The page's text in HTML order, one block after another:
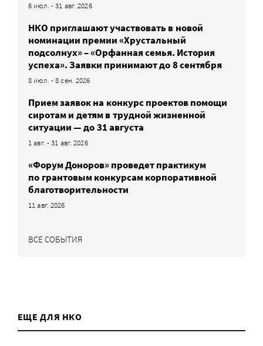
6 июл. - 31 авг. 2026
НКО приглашают участвовать в новой
номинации премии «Хрустальный
подсолнух» – «Орфанная семья. История
успеха». Заявки принимают до 8 сентября
8 июл. - 8 сен. 2026
Прием заявок на конкурс проектов помощи
сиротам и детям в трудной жизненной
ситуации — до 31 августа
1 авг. - 31 авг. 2026
«Форум Доноров» проведет практикум
по грантовым конкурсам корпоративной
благотворительности
11 авг. 2026
ВСЕ СОБЫТИЯ
ЕЩЕ ДЛЯ НКО